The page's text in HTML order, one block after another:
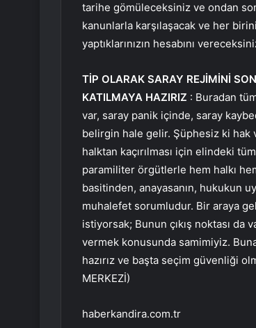
tarihe gömüleceksiniz ve ondan
kanunlarla karşılaşacak ve her
yaptıklarınızın hesabını
TİP OLARAK SARAY REJİMİNİ
KATILMAYA HAZIRIZ : Buradan
var, saray panik içinde, saray
belirgin hale gelir. Şüphesiz ki hak
halktan kaçırılması için elindeki
paramiliter örgütlerle hem halkı
basitinden, anayasanın, hukukun
muhalefet sorumludur. Bir araya
istiyorsak; Bunun çıkış noktası da
vermek konusunda samimiyiz.
hazırız ve başta seçim güvenliği
MERKEZİ)
haberkandira.com.tr